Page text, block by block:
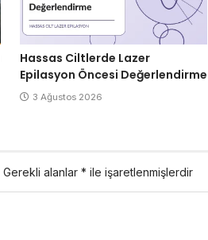
Hassas Ciltlerde Lazer
Epilasyon Öncesi Değerlendirme
3 Ağustos 2026
Gerekli alanlar * ile işaretlenmişlerdir